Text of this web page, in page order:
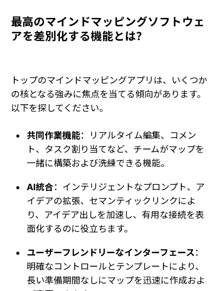
最高のマインドマッピングソフトウェ
アを差別化する機能とは？
トップのマインドマッピングアプリは、いくつか
の核となる強みに焦点を当てる傾向があります。
以下を探してください。
共同作業機能：リアルタイム編集、コメン
ト、タスク割り当てなど、チームがマップを
一緒に構築および洗練できる機能。
AI統合：インテリジェントなプロンプト、ア
イデアの拡張、セマンティックリンクによ
り、アイデア出しを加速し、有用な接続を表
面化するのに役立ちます。
ユーザーフレンドリーなインターフェース：
明確なコントロールとテンプレートにより、
長い準備期間なしにマップを迅速に作成およ